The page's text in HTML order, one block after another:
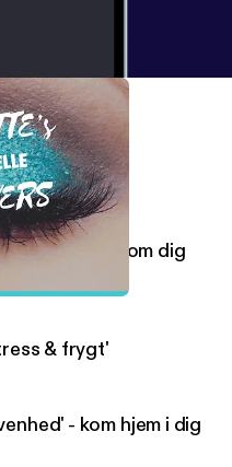
seksualitet'
tanker om dig
& frygt'
- kom hjem i dig